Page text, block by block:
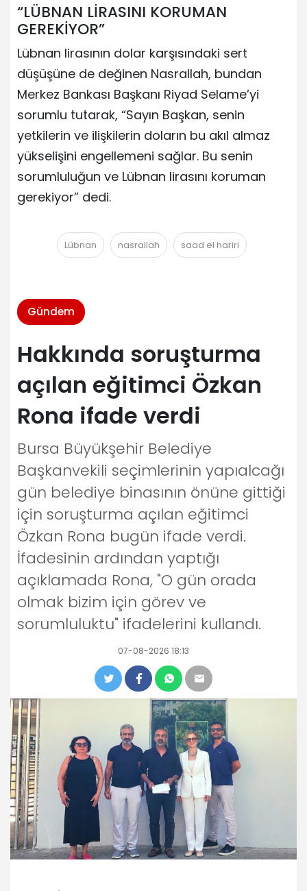
“LÜBNAN LİRASINI KORUMAN
GEREKİYOR”
Lübnan lirasının dolar karşısındaki sert
düşüşüne de değinen Nasrallah, bundan
Merkez Bankası Başkanı Riyad Selame’yi
sorumlu tutarak, “Sayın Başkan, senin
yetkilerin ve ilişkilerin doların bu akıl almaz
yükselişini engellemeni sağlar. Bu senin
sorumluluğun ve Lübnan lirasını koruman
gerekiyor” dedi.
Lübnan nasrallah saad el hariri
Gündem
Hakkında soruşturma
açılan eğitimci Özkan
Rona ifade verdi
Bursa Büyükşehir Belediye
Başkanvekili seçimlerinin yapıalcağı
gün belediye binasının önüne gittiği
için soruşturma açılan eğitimci
Özkan Rona bugün ifade verdi.
İfadesinin ardından yaptığı
açıklamada Rona, "O gün orada
olmak bizim için görev ve
sorumluluktu" ifadelerini kullandı.
07-08-2026 18:13